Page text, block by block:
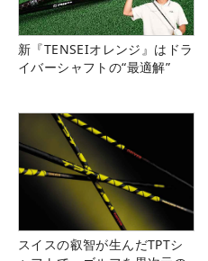
新『TENSEIオレンジ』はドラ
イバーシャフトの“最適解”
スイスの叡智が生んだTPTシ